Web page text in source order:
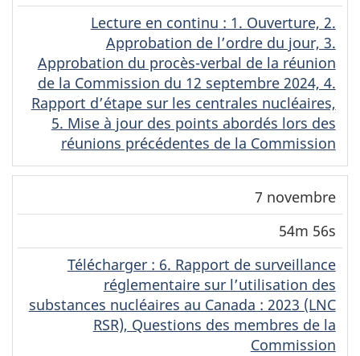
Lecture en continu (Original)
: 1. Ouverture, 2.
Approbation de l’ordre du jour, 3.
Approbation du procès-verbal de la réunion
de la Commission du 12 septembre 2024, 4.
Rapport d’étape sur les centrales nucléaires,
5. Mise à jour des points abordés lors des
réunions précédentes de la Commission
7 novembre
54m 56s
Télécharger(Original)
: 6. Rapport de surveillance
réglementaire sur l’utilisation des
substances nucléaires au Canada : 2023 (LNC
RSR), Questions des membres de la
Commission